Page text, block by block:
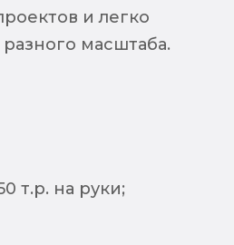
и легко
масштаба.
т.р. на руки;